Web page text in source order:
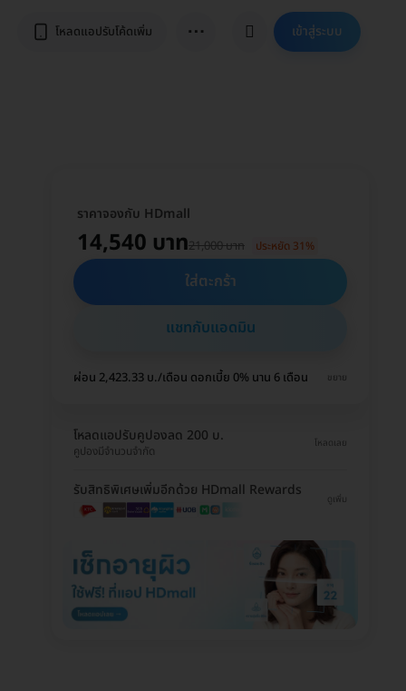
โหลดแอปรับโค้ดเพิ่ม ⋯ เข้าสู่ระบบ
ราคาจองกับ HDmall
14,540 บาท21,000 บาท ประหยัด 31%
ใส่ตะกร้า
แชทกับแอดมิน
ผ่อน 2,423.33 บ./เดือน ดอกเบี้ย 0% นาน 6 เดือน ขยาย
โหลดแอปรับคูปองลด 200 บ.
คูปองมีจำนวนจำกัด
โหลดเลย
รับสิทธิพิเศษเพิ่มอีกด้วย HDmall Rewards
ดูเพิ่ม